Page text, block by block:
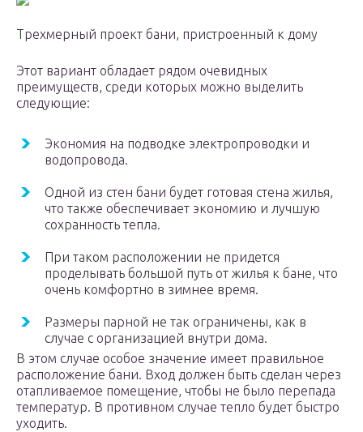
Трехмерный проект бани, пристроенный к дому
Этот вариант обладает рядом очевидных
преимуществ, среди которых можно выделить
следующие:
Экономия на подводке электропроводки и
водопровода.
Одной из стен бани будет готовая стена жилья,
что также обеспечивает экономию и лучшую
сохранность тепла.
При таком расположении не придется
проделывать большой путь от жилья к бане, что
очень комфортно в зимнее время.
Размеры парной не так ограничены, как в
случае с организацией внутри дома.
В этом случае особое значение имеет правильное
расположение бани. Вход должен быть сделан через
отапливаемое помещение, чтобы не было перепада
температур. В противном случае тепло будет быстро
уходить.